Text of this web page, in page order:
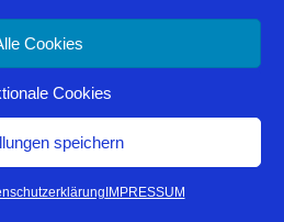
Cookies
Cookies
speichern
IMPRESSUM